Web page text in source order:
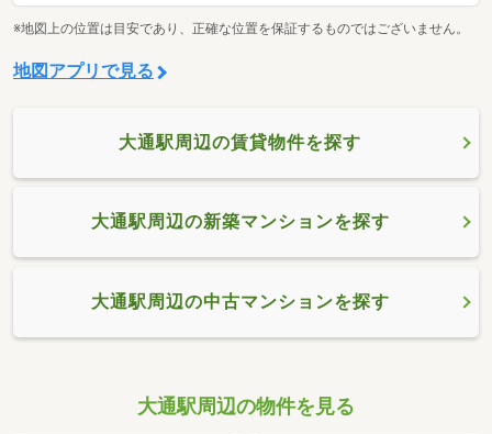
※地図上の位置は目安であり、正確な位置を保証するものではございません。
地図アプリで見る
大通駅周辺の賃貸物件を探す
大通駅周辺の新築マンションを探す
大通駅周辺の中古マンションを探す
大通駅周辺の物件を見る